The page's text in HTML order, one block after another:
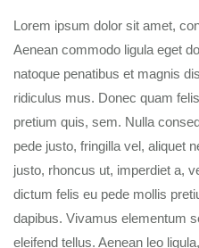
Lorem ipsum dolor sit amet,
Aenean commodo ligula eget
natoque penatibus et magnis
ridiculus mus. Donec quam
pretium quis, sem. Nulla
pede justo, fringilla vel, aliquet
justo, rhoncus ut, imperdiet a,
dictum felis eu pede mollis
dapibus. Vivamus elementum
eleifend tellus. Aenean leo